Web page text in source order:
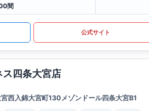
間
公式サイト
四条大宮店
西入錦大宮町130メゾンドール四条大宮B1